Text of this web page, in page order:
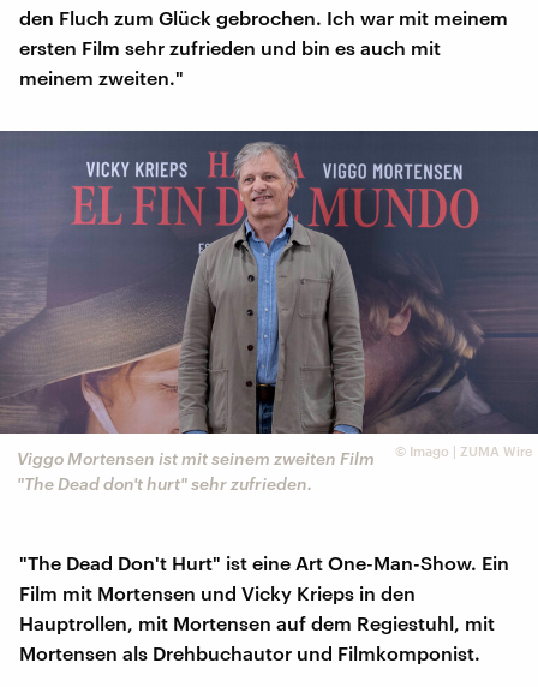
den Fluch zum Glück gebrochen. Ich war mit meinem
ersten Film sehr zufrieden und bin es auch mit
meinem zweiten."
© Imago | ZUMA Wire
Viggo Mortensen ist mit seinem zweiten Film
"The Dead don't hurt" sehr zufrieden.
"The Dead Don't Hurt" ist eine Art One-Man-Show. Ein
Film mit Mortensen und Vicky Krieps in den
Hauptrollen, mit Mortensen auf dem Regiestuhl, mit
Mortensen als Drehbuchautor und Filmkomponist.